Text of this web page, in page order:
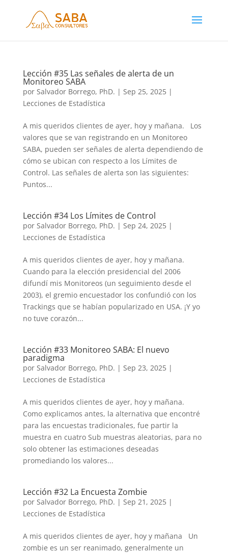
Lección #35 Las señales de alerta de un
Monitoreo SABA
por Salvador Borrego, PhD. | Sep 25, 2025|
Lecciones de Estadística
A mis queridos clientes de ayer, hoy y mañana. Los
valores que se van registrando en un Monitoreo
SABA, pueden ser señales de alerta dependiendo de
cómo se ubican con respecto a los Límites de
Control. Las señales de alerta son las siguientes:
Puntos...
Lección #34 Los Límites de Control
por Salvador Borrego, PhD. | Sep 24, 2025|
Lecciones de Estadística
A mis queridos clientes de ayer, hoy y mañana.
Cuando para la elección presidencial del 2006
difundí mis Monitoreos (un seguimiento desde el
2003), el gremio encuestador los confundió con los
Trackings que se habían popularizado en USA. ¡Y yo
no tuve corazón...
Lección #33 Monitoreo SABA: El nuevo
paradigma
por Salvador Borrego, PhD. | Sep 23, 2025|
Lecciones de Estadística
A mis queridos clientes de ayer, hoy y mañana.
Como explicamos antes, la alternativa que encontré
para las encuestas tradicionales, fue partir la
muestra en cuatro Sub muestras aleatorias, para no
solo obtener las estimaciones deseadas
promediando los valores...
Lección #32 La Encuesta Zombie
por Salvador Borrego, PhD. | Sep 21, 2025|
Lecciones de Estadística
A mis queridos clientes de ayer, hoy y mañana Un
zombie es un ser reanimado, generalmente un